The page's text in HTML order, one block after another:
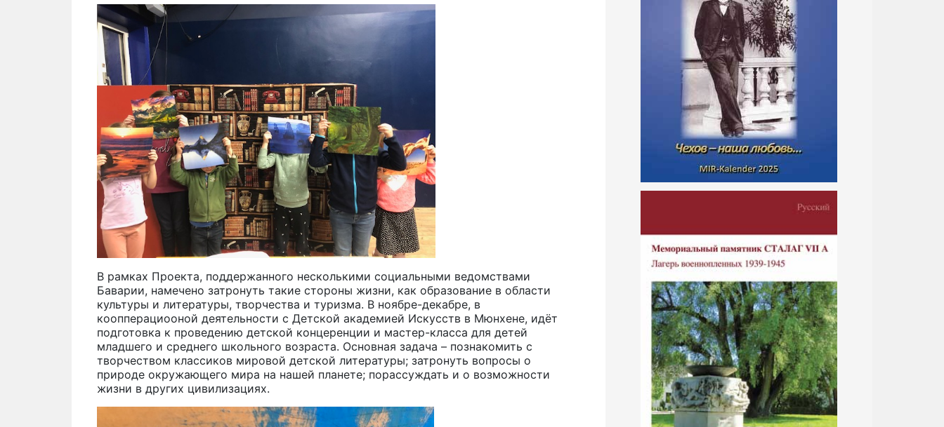
В рамках Проекта, поддержанного несколькими социальными ведомствами
Баварии, намечено затронуть такие стороны жизни, как образование в области
культуры и литературы, творчества и туризма. В ноябре-декабре, в
коопперациооной деятельности с Детской академией Искусств в Мюнхене, идёт
подготовка к проведению детской концеренции и мастер-класса для детей
младшего и среднего школьного возраста. Основная задача – познакомить с
творчеством классиков мировой детской литературы; затронуть вопросы о
природе окружающего мира на нашей планете; порассуждать и о возможности
жизни в других цивилизациях.